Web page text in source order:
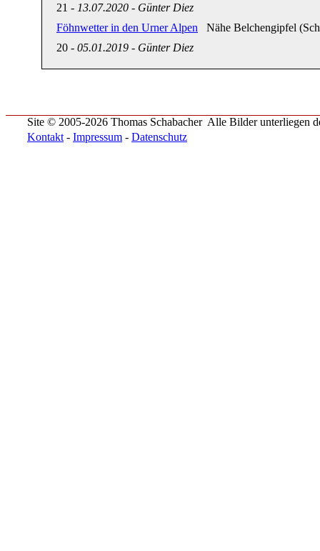
21 - 13.07.2020 - Günter Diez
Föhnwetter in den Urner Alpen Nähe Belchengipfel
20 - 05.01.2019 - Günter Diez
Site © 2005-2026 Thomas Schabacher Alle Bilder unterliegen
Kontakt - Impressum - Datenschutz